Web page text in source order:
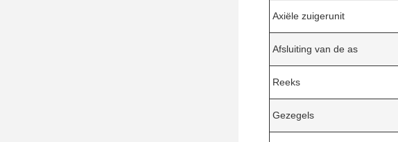
Axiële zuigerunit
Afsluiting van de as
Reeks
Gezegels